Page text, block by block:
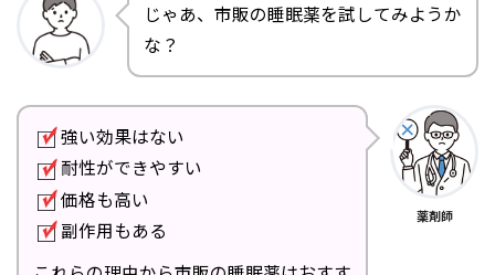
じゃあ、市販の睡眠薬を試してみようか
な？
強い効果はない
耐性ができやすい
価格も高い
副作用もある
薬剤師